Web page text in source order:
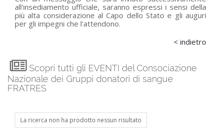
all'insediamento ufficiale, saranno espressi i sensi della
più alta considerazione al Capo dello Stato e gli auguri
per gli impegni che l'attendono.
< indietro
Scopri tutti gli EVENTI del Consociazione
Nazionale dei Gruppi donatori di sangue
FRATRES
La ricerca non ha prodotto nessun risultato